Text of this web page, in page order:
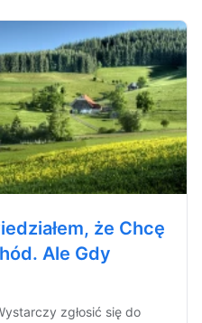
że Chcę
Ale Gdy
zgłosić się do